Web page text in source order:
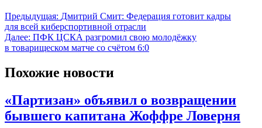
Предыдущая: Дмитрий Смит: Федерация готовит кадры
для всей киберспортивной отрасли
Далее: ПФК ЦСКА разгромил свою молодёжку
в товарищеском матче со счётом 6:0
Похожие новости
«Партизан» объявил о возвращении
бывшего капитана Жоффре Ловерня